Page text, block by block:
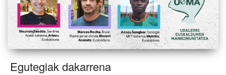
Egutegiak dakarrena